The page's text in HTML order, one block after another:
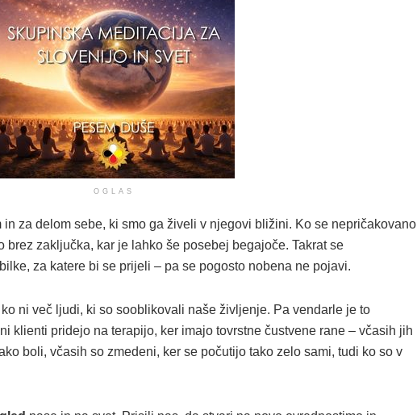
OGLAS
in za delom sebe, ki smo ga živeli v njegovi bližini. Ko se nepričakovano
brez zaključka, kar je lahko še posebej begajoče. Takrat se
za katere bi se prijeli – pa se pogosto nobena ne pojavi.
ni več ljudi, ki so sooblikovali naše življenje. Pa vendarle je to
klienti pridejo na terapijo, ker imajo tovrstne čustvene rane – včasih jih
boli, včasih so zmedeni, ker se počutijo tako zelo sami, tudi ko so v